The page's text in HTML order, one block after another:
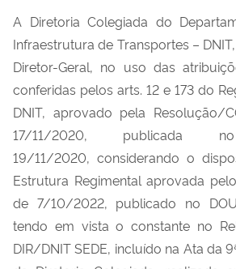
A Diretoria Colegiada do
Infraestrutura de Transportes –
Diretor-Geral, no uso das
conferidas pelos arts. 12 e 173 do
DNIT, aprovado pela Resolução/
17/11/2020,
19/11/2020, considerando o
Estrutura Regimental aprovada pelo
de 7/10/2022, publicado no
tendo em vista o constante no
DIR/DNIT SEDE, incluído na Ata da